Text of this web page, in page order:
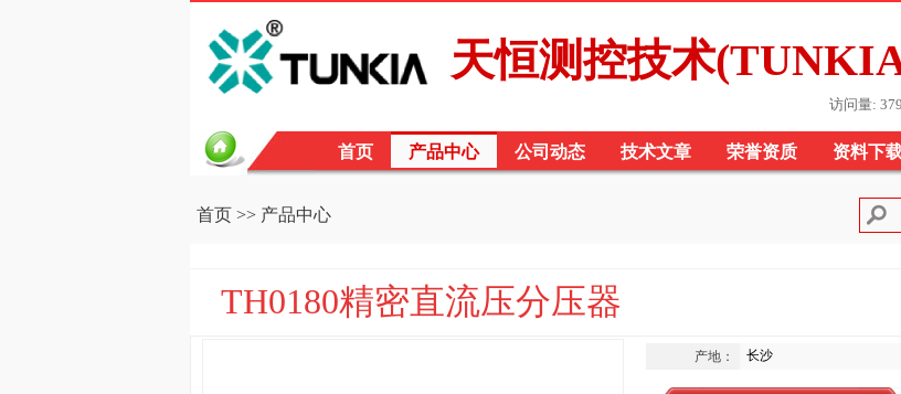
天恒测控技术
访问量:
首页 产品中心 公司动态 技术文章 荣誉资质 资料下
首页 >> 产品中心
TH0180精密直流压分压器
产地： 长沙